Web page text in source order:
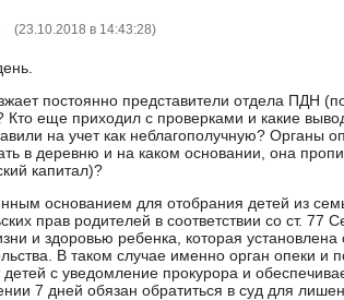
(23.10.2018 в 14:43:28)
постоянно представители отдела ПДН
Кто еще приходил с проверками и какие
на учет как неблагополучную? Органы
в деревню и на каком основании, она
капитал)?
основанием для отобрания детей из
прав родителей в соответствии со ст. 77
и здоровью ребенка, которая
В таком случае именно орган опеки и
детей с уведомление прокурора и
7 дней обязан обратиться в суд для